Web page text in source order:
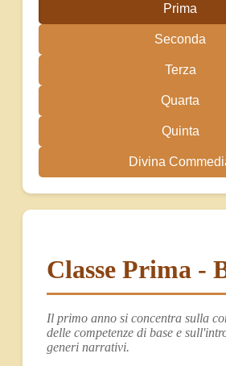
Prima
Seconda
Terza
Quarta
Quinta
Divina
Classe Prima -
Il primo anno si concentra sulla
delle competenze di base e
generi narrativi.